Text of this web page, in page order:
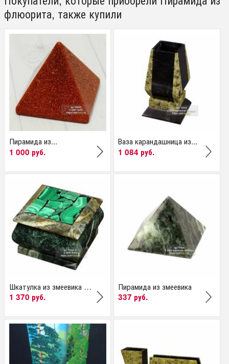
флюорита, также купили
Пирамида из...
1 000 руб.
Ваза карандашница из...
1 084 руб.
Шкатулка из змеевика и...
1 370 руб.
Пирамида из змеевика
337 руб.